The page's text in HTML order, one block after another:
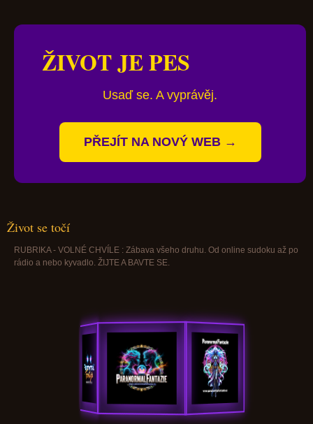
ŽIVOT JE PES
Usaď se. A vyprávěj.
PŘEJÍT NA NOVÝ WEB →
Život se točí
RUBRIKA - VOLNÉ CHVÍLE : Zábava všeho druhu. Od online sudoku až po
rádio a nebo kyvadlo. ŽIJTE A BAVTE SE.